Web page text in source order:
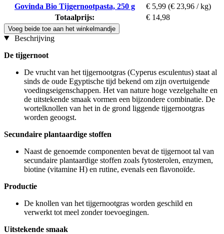
Govinda Bio Tijgernootpasta, 250 g
€ 5,99 (€ 23,96 / kg)
Totaalprijs:
€ 14,98
Voeg beide toe aan het winkelmandje
Beschrijving
De tijgernoot
De vrucht van het tijgernootgras (Cyperus esculentus) staat al
sinds de oude Egyptische tijd bekend om zijn overtuigende
voedingseigenschappen. Het van nature hoge vezelgehalte en
de uitstekende smaak vormen een bijzondere combinatie. De
wortelknollen van het in de grond liggende tijgernootgras
worden geoogst.
Secundaire plantaardige stoffen
Naast de genoemde componenten bevat de tijgernoot tal van
secundaire plantaardige stoffen zoals fytosterolen, enzymen,
biotine (vitamine H) en rutine, evenals een flavonoïde.
Productie
De knollen van het tijgernootgras worden geschild en
verwerkt tot meel zonder toevoegingen.
Uitstekende smaak